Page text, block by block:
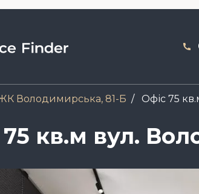
Володимирська, 81-Б Офіс 75
кв.м вул.